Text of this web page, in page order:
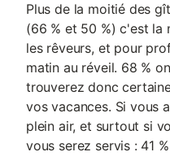
Plus de la moitié des
(66 % et 50 %) c'est la
les rêveurs, et pour
matin au réveil. 68 %
trouverez donc
vos vacances. Si vous
plein air, et surtout si
vous serez servis : 41